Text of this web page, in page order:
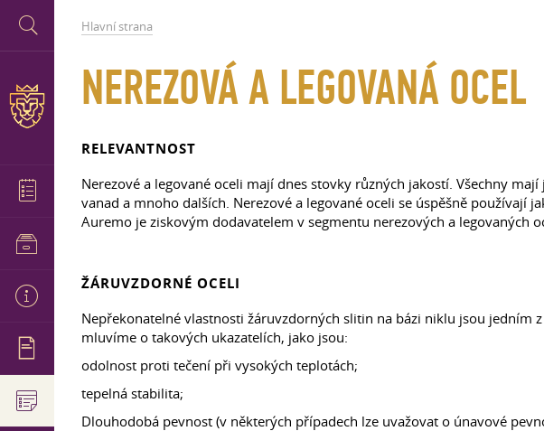
Hlavní strana
NEREZOVÁ A LEGOVANÁ OCEL
RELEVANTNOST
Nerezové a legované oceli mají dnes stovky různých jakostí. Všechny
vanad a mnoho dalších. Nerezové a legované oceli se úspěšně
Auremo je ziskovým dodavatelem v segmentu nerezových a legovaných
ŽÁRUVZDORNÉ OCELI
Nepřekonatelné vlastnosti žáruvzdorných slitin na bázi niklu jsou jedním
mluvíme o takových ukazatelích, jako jsou:
odolnost proti tečení při vysokých teplotách;
tepelná stabilita;
Dlouhodobá pevnost (v některých případech lze uvažovat o únavové